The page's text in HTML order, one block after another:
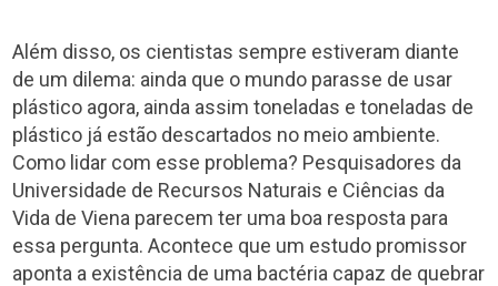
Além disso, os cientistas sempre estiveram diante
de um dilema: ainda que o mundo parasse de usar
plástico agora, ainda assim toneladas e toneladas de
plástico já estão descartados no meio ambiente.
Como lidar com esse problema? Pesquisadores da
Universidade de Recursos Naturais e Ciências da
Vida de Viena parecem ter uma boa resposta para
essa pergunta. Acontece que um estudo promissor
aponta a existência de uma bactéria capaz de quebrar